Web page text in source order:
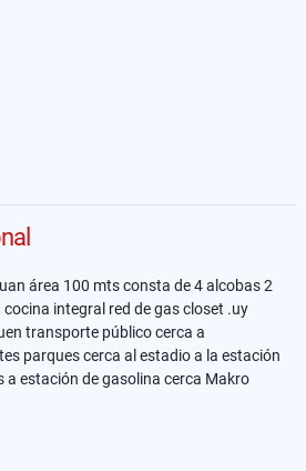
área 100 mts consta de 4 alcobas 2
integral red de gas closet .uy
transporte público cerca a
parques cerca al estadio a la estación
estación de gasolina cerca Makro